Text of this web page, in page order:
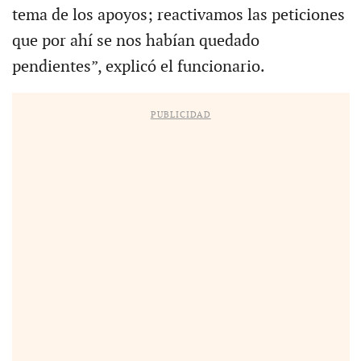
tema de los apoyos; reactivamos las peticiones
que por ahí se nos habían quedado
pendientes”, explicó el funcionario.
PUBLICIDAD